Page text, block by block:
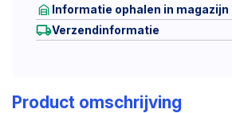
Informatie ophalen in magazijn
Verzendinformatie
Product omschrijving